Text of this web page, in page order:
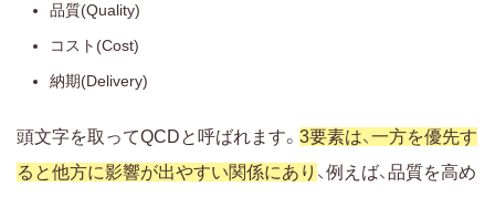
品質(Quality)
コスト(Cost)
納期(Delivery)
頭文字を取ってQCDと呼ばれます。 3要素は、一方を優先す
ると他方に影響が出やすい関係にあり 、例えば、品質を高め